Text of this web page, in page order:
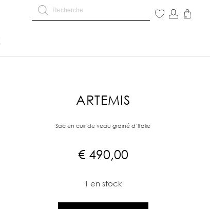
ARTEMIS
Sac en cuir de veau grainé d’Italie
€490,00
1 en stock